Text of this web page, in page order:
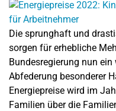
Die sprunghaft und
sorgen für erhebliche
Bundesregierung nun
Abfederung besonderer
Energiepreise wird im
Familien über die